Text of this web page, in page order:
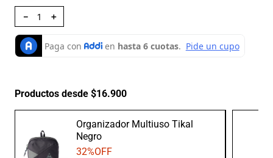
＋
－
Productos desde $16.900
Organizador Multiuso Tikal
Negro
32%OFF